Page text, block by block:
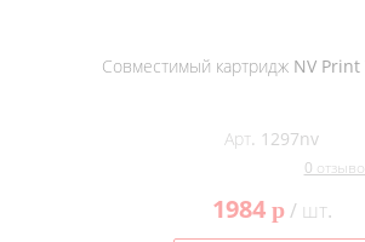
Совместимый картридж NV Print
Арт. 1297nv
0
1984 p/ шт.